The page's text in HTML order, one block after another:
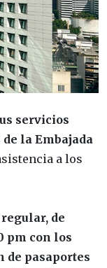
servicios
la Embajada
a los
de
pm con los
de pasaportes